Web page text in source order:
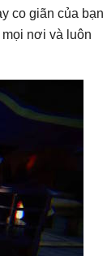
co giãn của bạn
nơi và luôn